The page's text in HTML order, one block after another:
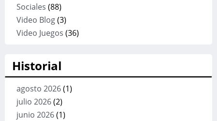
Sociales (88)
Video Blog(3)
Video Juegos (36)
Historial
agosto 2026(1)
julio 2026(2)
junio 2026(1)